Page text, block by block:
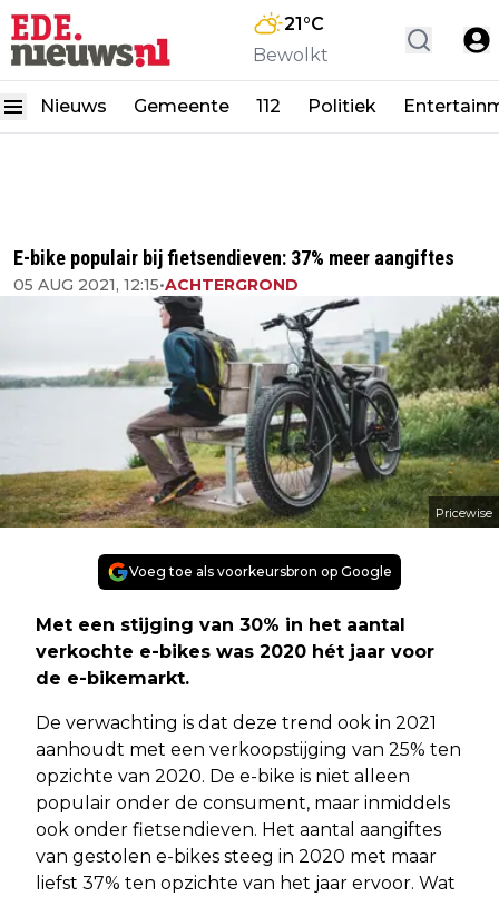
21°C
Bewolkt
Nieuws Gemeente 112 Politiek
E-bike populair bij fietsendieven: 37% meer aangiftes
05 AUG 2021, 12:15•ACHTERGROND
Pricewise
Voeg toe als voorkeursbron op Google
Met een stijging van 30% in het aantal
verkochte e-bikes was 2020 hét jaar voor
de e-bikemarkt.
De verwachting is dat deze trend ook in 2021
aanhoudt met een verkoopstijging van 25% ten
opzichte van 2020. De e-bike is niet alleen
populair onder de consument, maar inmiddels
ook onder fietsendieven. Het aantal aangiftes
van gestolen e-bikes steeg in 2020 met maar
liefst 37% ten opzichte van het jaar ervoor. Wat